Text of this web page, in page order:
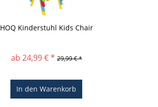
HOQ Kinderstuhl Kids Chair
ab 24,99 € * 29,99 € *
In den Warenkorb